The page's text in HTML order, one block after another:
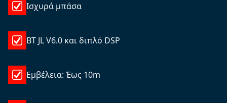
Ισχυρά μπάσα
BT JL V6.0 και διπλό DSP
Εμβέλεια: Έως 10m